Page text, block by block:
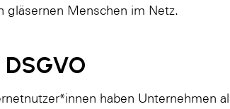
gläsernen Menschen im Netz.
haben Unternehmen